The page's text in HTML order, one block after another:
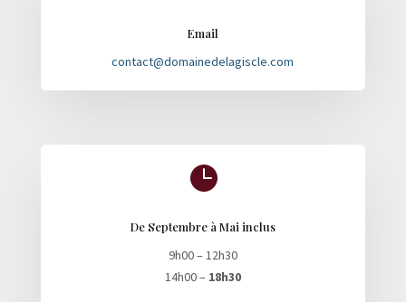
Email
contact@domainedelagiscle.com

De Septembre à Mai inclus
9h00 – 12h30
14h00 – 18h30